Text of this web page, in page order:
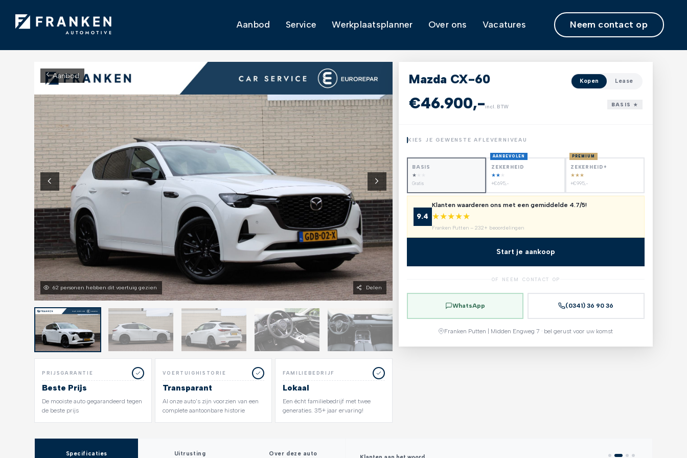
Aanbod Service Werkplaatsplanner Over ons Vacatures Neem contact op
Diensten
62 personen hebben dit voertuig gezien Delen
Aanbod Mazda CX-60 Kopen Lease
€46.900,-incl. BTW BASIS ★
KIES JE GEWENSTE AFLEVERNIVEAU
BASIS
★
Gratis
AANBEVOLEN
ZEKERHEID
★★ ★
+€695,-
PREMIUM
ZEKERHEID+
★★★
+€995,-
9.4
Klanten waarderen ons met een gemiddelde 4.7/5!
★★★★★
Franken Putten – 232+ beoordelingen
Start je aankoop
OF NEEM CONTACT OP
WhatsApp (0341) 36 90 36
Franken Putten | Midden Engweg 7 · bel gerust voor uw komst
PRIJSGARANTIE
Beste Prijs
De mooiste auto gegarandeerd tegen
de beste prijs
VOERTUIGHISTORIE
Transparant
Al onze auto's zijn voorzien van een
complete aantoonbare historie
FAMILIEBEDRIJF
Lokaal
Een écht familiebedrijf met twee
generaties. 35+ jaar ervaring!
Specificaties Uitrusting Over deze auto